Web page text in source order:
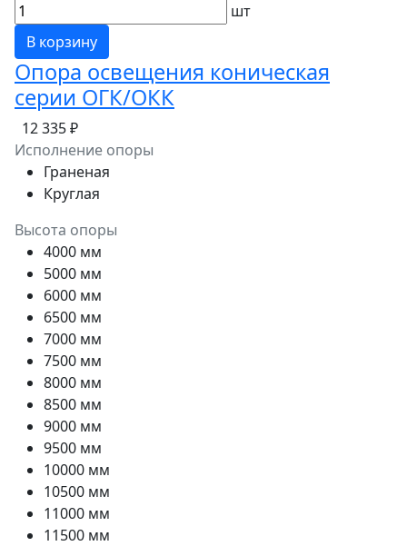
шт
В корзину
Опора освещения коническая
серии ОГК/ОКК
12 335 ₽
Исполнение опоры
Граненая
Круглая
Высота опоры
4000 мм
5000 мм
6000 мм
6500 мм
7000 мм
7500 мм
8000 мм
8500 мм
9000 мм
9500 мм
10000 мм
10500 мм
11000 мм
11500 мм